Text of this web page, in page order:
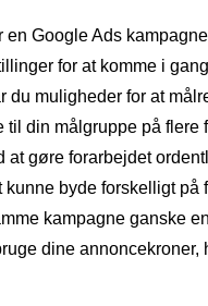
en Google Ads
for at komme i
du muligheder for at
til din målgruppe på flere
at gøre forarbejdet
kunne byde forskelligt på
kampagne ganske
dine annoncekroner,